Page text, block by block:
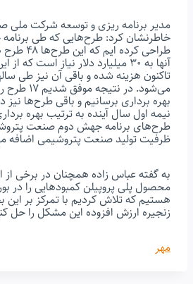
مدیر برنامه ریزی و توسعه شرکت ملی
خاطرنشان کرد: طرح‌هایی که طی
طراحی
تاکنون هزینه شده و باقی آن نیز طی
می‌شود. در
بهره برداری برسانیم و باقی طرح‌ها نیز
نیمه اول سال آینده به ترتیب بهره
ظرفیت تولید صنعت پتروشیمی اضافه
به گفته عباس زاده همچنان در برخی از
محصول پلی پروپیلن کمبودهایی را در
هستیم که تلاش کردیم با تمرکز بر
زنجیره ارزش افزوده این مشکل را حل
مهر